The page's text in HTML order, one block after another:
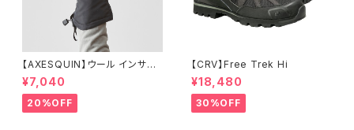
【AXESQUIN】ウール インサレ
ーション トリガー ミトン
¥7,040
20%OFF
【CRV】Free Trek Hi
¥18,480
30%OFF